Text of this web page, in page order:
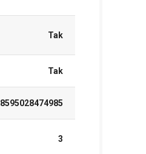
Tak
Tak
8595028474985
3